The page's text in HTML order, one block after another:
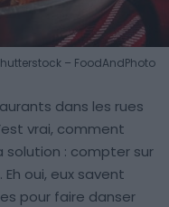
– FoodAndPhoto
dans les rues
vrai, comment
solution : compter sur
Eh oui, eux savent
pour faire danser